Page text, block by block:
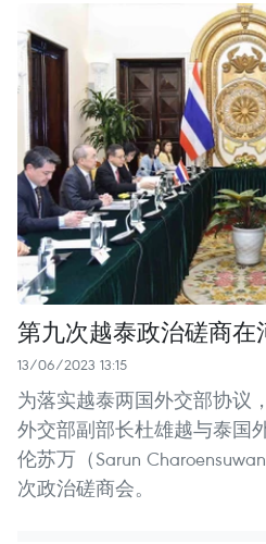
第九次越泰政治磋商在
13/06/2023 13:15
为落实越泰两国外交部协议
外交部副部长杜雄越与泰国
伦苏万（Sarun
次政治磋商会。